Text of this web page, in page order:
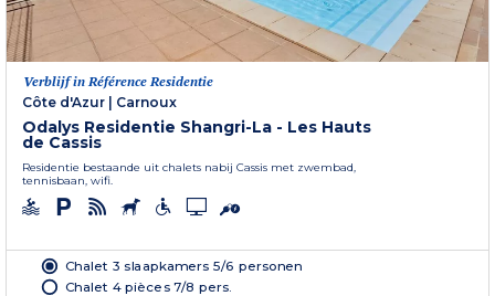
Verblijf in Référence Residentie
Côte d'Azur
Carnoux
Odalys Residentie Shangri-La - Les Hauts
de Cassis
Residentie bestaande uit chalets nabij Cassis met zwembad,
tennisbaan, wifi.
Chalet 3 slaapkamers 5/6 personen
Chalet 4 pièces 7/8 pers.